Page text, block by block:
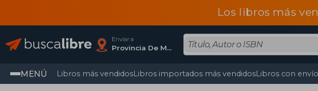
Los libros más
Enviar a
Provincia De Madrid
MENÚ Libros más vendidosLibros importados más vendidosLibros con